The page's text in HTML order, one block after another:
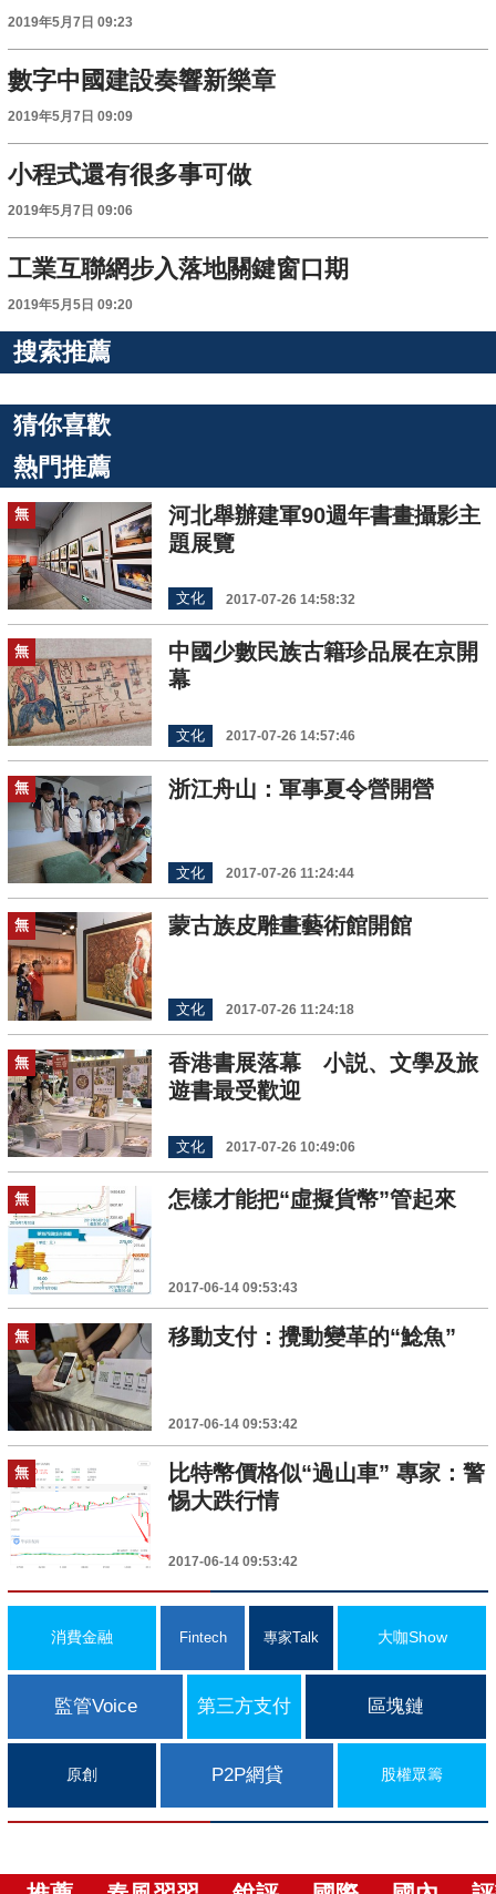
2019年5月7日 09:23
數字中國建設奏響新樂章
2019年5月7日 09:09
小程式還有很多事可做
2019年5月7日 09:06
工業互聯網步入落地關鍵窗口期
2019年5月5日 09:20
搜索推薦
猜你喜歡
熱門推薦
無
河北舉辦建軍90週年書畫攝影主
題展覽
文化 2017-07-26 14:58:32
無
中國少數民族古籍珍品展在京開
幕
文化 2017-07-26 14:57:46
無 浙江舟山：軍事夏令營開營
文化 2017-07-26 11:24:44
無 蒙古族皮雕畫藝術館開館
文化 2017-07-26 11:24:18
無
香港書展落幕 小説、文學及旅
遊書最受歡迎
文化 2017-07-26 10:49:06
無 怎樣才能把“虛擬貨幣”管起來
2017-06-14 09:53:43
無 移動支付：攪動變革的“鯰魚”
2017-06-14 09:53:42
無
比特幣價格似“過山車” 專家：警
惕大跌行情
2017-06-14 09:53:42
消費金融 Fintech 專家Talk 大咖Show
監管Voice 第三方支付 區塊鏈
原創 P2P網貸 股權眾籌